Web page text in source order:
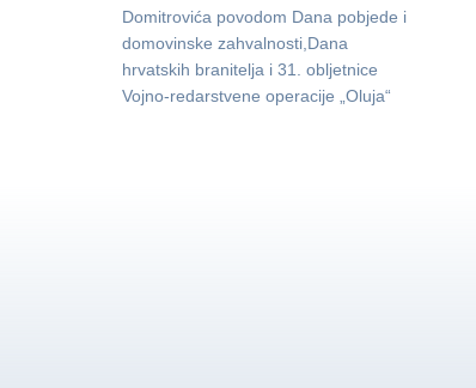
Domitrovića povodom Dana pobjede i
domovinske zahvalnosti,Dana
hrvatskih branitelja i 31. obljetnice
Vojno-redarstvene operacije „Oluja“